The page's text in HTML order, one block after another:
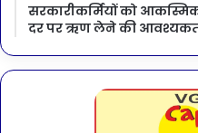
सरकारीकर्मियों को
दर पर ऋण लेने की